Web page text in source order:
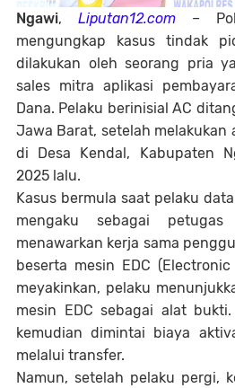
Ngawi, Liputan12.com –
mengungkap kasus tindak
dilakukan oleh seorang pria
sales mitra aplikasi
Dana. Pelaku berinisial AC
Jawa Barat, setelah melakukan
di Desa Kendal, Kabupaten
2025 lalu.
Kasus bermula saat pelaku
mengaku sebagai
menawarkan kerja sama
beserta mesin EDC
meyakinkan, pelaku
mesin EDC sebagai alat
kemudian dimintai biaya
melalui transfer.
Namun, setelah pelaku pergi,